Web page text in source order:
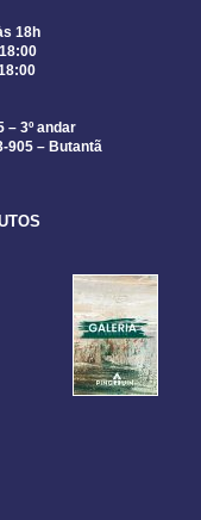
18h
– 3º andar
905 – Butantã